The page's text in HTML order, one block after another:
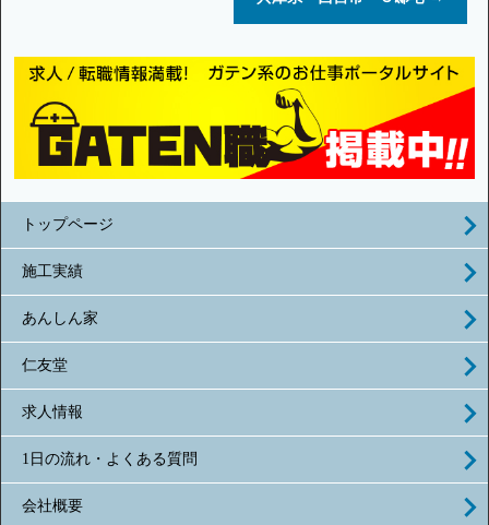
トップページ
施工実績
あんしん家
仁友堂
求人情報
1日の流れ・よくある質問
会社概要